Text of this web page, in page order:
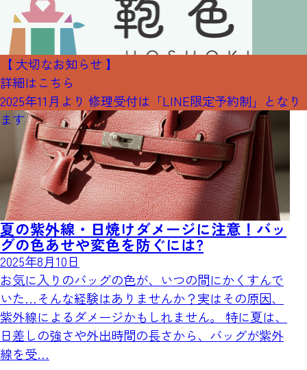
【 大切なお知らせ 】
詳細はこちら
2025年11月より 修理受付は「LINE限定予約制」となり
ます
ブログ
夏の紫外線・日焼けダメージに注意！バッ
グの色あせや変色を防ぐには?
2025年8月10日
お気に入りのバッグの色が、いつの間にかくすんで
いた…そんな経験はありませんか？実はその原因、
紫外線によるダメージかもしれません。 特に夏は、
日差しの強さや外出時間の長さから、バッグが紫外
線を受…